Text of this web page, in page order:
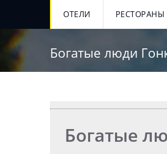
ОТЕЛИ РЕСТОРАНЫ
Богатые люди
Богатые